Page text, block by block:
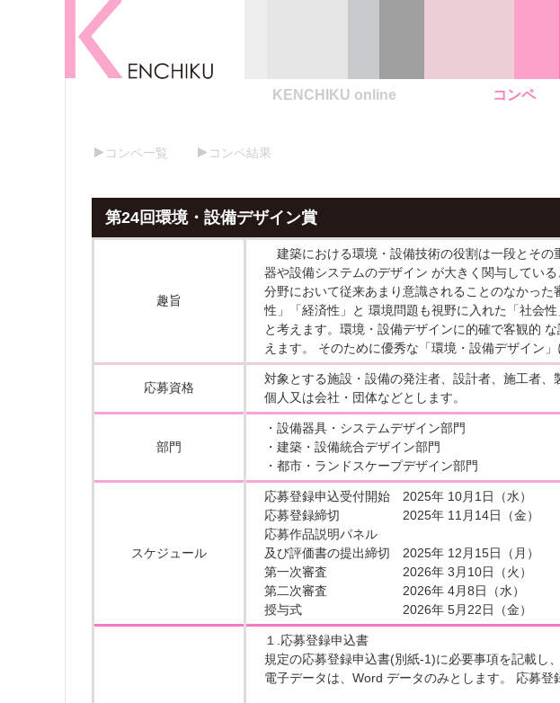
KENCHIKU online コンペ
コンペ一覧 コンペ結果
第24回環境・設備デザイン賞
趣旨
建築における環境・設備技術の役割は一段とその
器や設備システムのデザイン が大きく関与してい
分野において従来あまり意識されることのなかっ
性」「経済性」と 環境問題も視野に入れた「社会
と考えます。環境・設備デザインに的確で客観的
えます。 そのために優秀な「環境・設備デザイン
応募資格
対象とする施設・設備の発注者、設計者、施工者
個人又は会社・団体などとします。
部門
・設備器具・システムデザイン部門
・建築・設備統合デザイン部門
・都市・ランドスケープデザイン部門
スケジュール
応募登録申込受付開始 2025年 10月1日（水）
応募登録締切 2025年 11月14日（金）
応募作品説明パネル
及び評価書の提出締切 2025年 12月15日（月）
第一次審査 2026年 3月10日（火）
第二次審査 2026年 4月8日（水）
授与式 2026年 5月22日（金）
１.応募登録申込書
規定の応募登録申込書(別紙-1)に必要事項を記載し
電子データは、Word データのみとします。 応募登